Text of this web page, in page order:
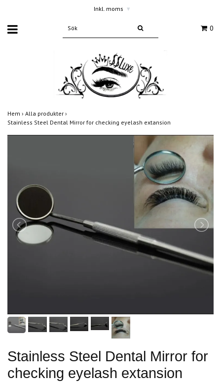
Inkl. moms ▾
0
Hem › Alla produkter ›
Stainless Steel Dental Mirror for checking eyelash extansion
Stainless Steel Dental Mirror for
checking eyelash extansion